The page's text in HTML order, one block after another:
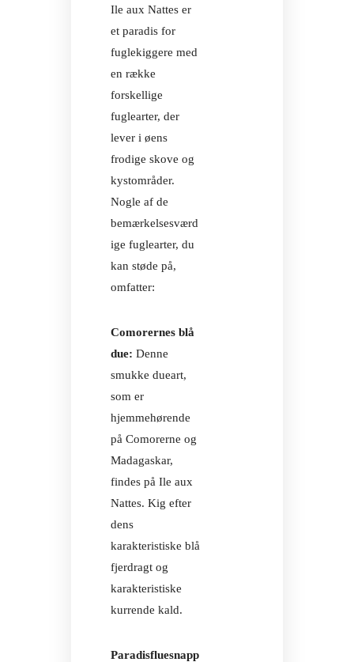
AKTIVITETER
Ile aux Nattes er
et paradis for
fuglekiggere med
en række
forskellige
fuglearter, der
lever i øens
frodige skove og
kystområder.
Nogle af de
bemærkelsesværd
ige fuglearter, du
kan støde på,
omfatter:
Comorernes blå
due: Denne
smukke dueart,
som er
hjemmehørende
på Comorerne og
Madagaskar,
findes på Ile aux
Nattes. Kig efter
dens
karakteristiske blå
fjerdragt og
karakteristiske
kurrende kald.
Paradisfluesnapp